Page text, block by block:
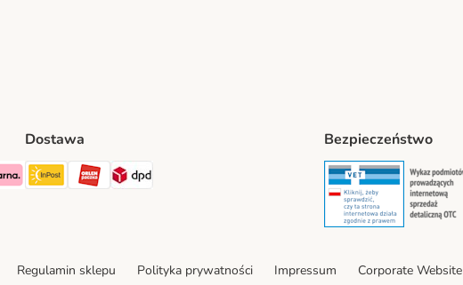
Method
Payment Method
Dostawa
Paczkomat® Shipping Method
ORLEN Paczka Shipping Method
Bezpieczeństwo
Security
Regulamin sklepu Polityka prywatności Impressum Corporate Website